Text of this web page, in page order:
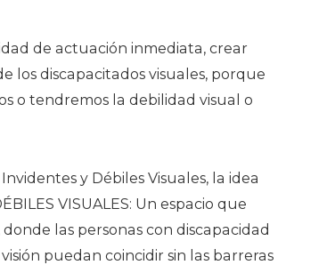
de actuación inmediata, crear
los discapacitados visuales, porque
o tendremos la debilidad visual o
y Débiles Visuales, la idea
VISUALES: Un espacio que
las personas con discapacidad
puedan coincidir sin las barreras